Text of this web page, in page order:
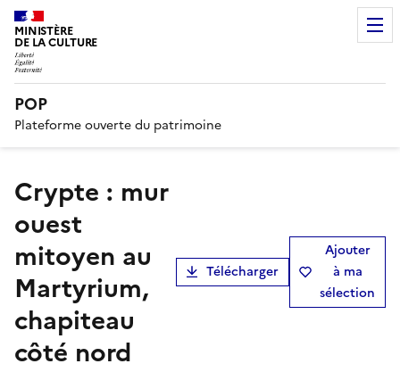
MINISTÈRE
DE LA CULTURE
POP
Plateforme ouverte du patrimoine
Crypte : mur
ouest
mitoyen au
Martyrium,
chapiteau
côté nord
Télécharger
Ajouter
à ma
sélection